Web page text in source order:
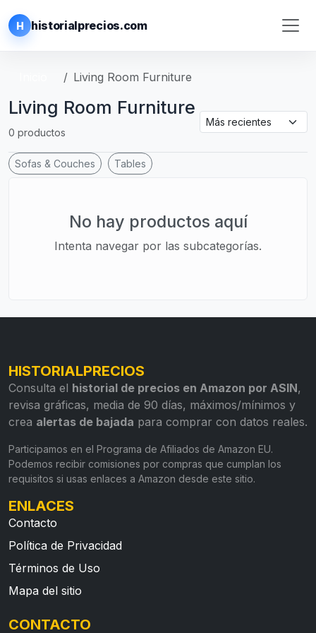
H historialprecios.com
Living Room Furniture
Living Room Furniture
0 productos
Sofas & Couches Tables
No hay productos aquí
Intenta navegar por las subcategorías.
HISTORIALPRECIOS
Consulta el historial de precios en Amazon por ASIN,
revisa gráficas, media de 90 días, máximos/mínimos y
crea alertas de bajada para comprar con datos reales.
Participamos en el Programa de Afiliados de Amazon EU.
Podemos recibir comisiones por compras que cumplan los
requisitos si usas enlaces a Amazon desde este sitio.
ENLACES
Contacto
Política de Privacidad
Términos de Uso
Mapa del sitio
CONTACTO